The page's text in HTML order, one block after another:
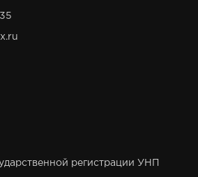
регистрации УНП